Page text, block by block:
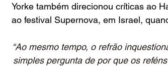
Yorke também direcionou críticas ao
ao festival Supernova, em Israel,
“Ao mesmo tempo, o refrão
simples pergunta de por que os